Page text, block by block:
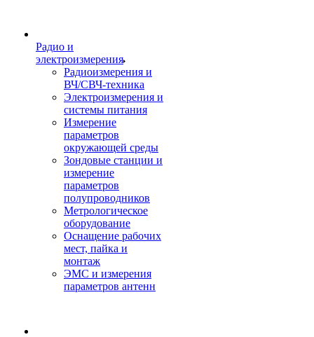
Радио и
электроизмерения
Радиоизмерения и
ВЧ/СВЧ-техника
Электроизмерения и
системы питания
Измерение
параметров
окружающей среды
Зондовые станции и
измерение
параметров
полупроводников
Метрологическое
оборудование
Оснащение рабочих
мест, пайка и
монтаж
ЭМС и измерения
параметров антенн